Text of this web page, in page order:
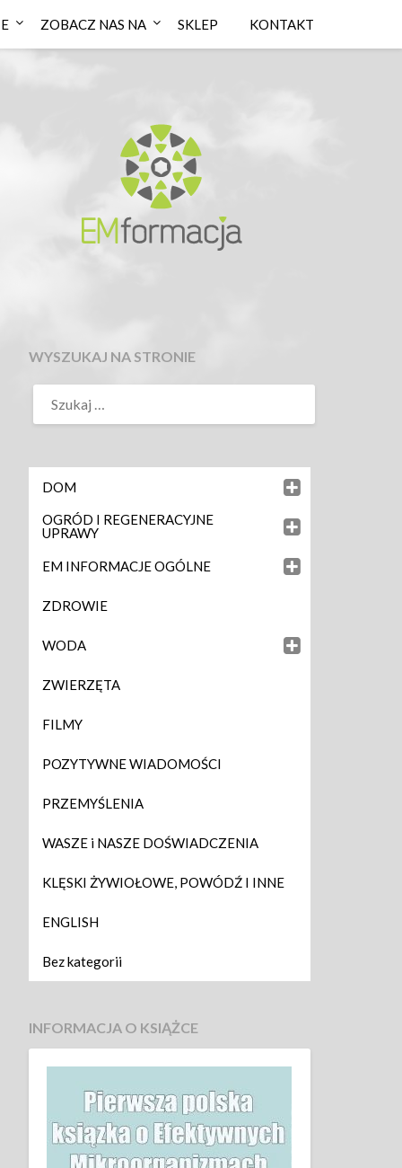
ZOBACZ NAS NA SKLEP KONTAKT
WYSZUKAJ NA STRONIE
DOM
OGRÓD I REGENERACYJNE
UPRAWY
EM INFORMACJE OGÓLNE
ZDROWIE
WODA
ZWIERZĘTA
FILMY
POZYTYWNE WIADOMOŚCI
PRZEMYŚLENIA
WASZE i NASZE DOŚWIADCZENIA
KLĘSKI ŻYWIOŁOWE, POWÓDŹ I INNE
ENGLISH
Bez kategorii
INFORMACJA O KSIĄŻCE